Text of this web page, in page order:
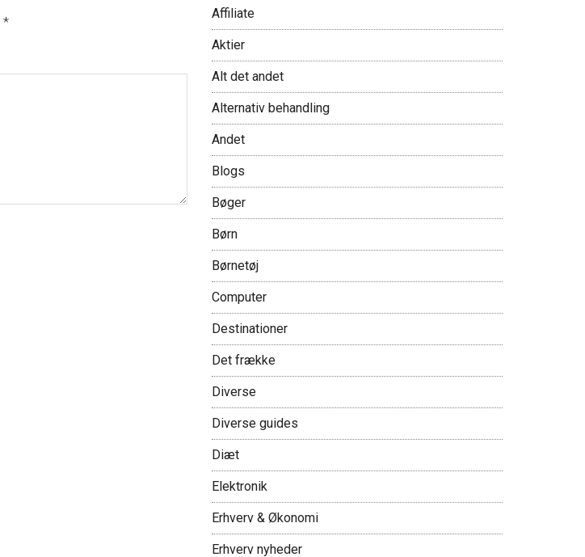
*
Affiliate
Aktier
Alt det andet
Alternativ behandling
Andet
Blogs
Bøger
Børn
Børnetøj
Computer
Destinationer
Det frække
Diverse
Diverse guides
Diæt
Elektronik
Erhverv & Økonomi
Erhverv nyheder